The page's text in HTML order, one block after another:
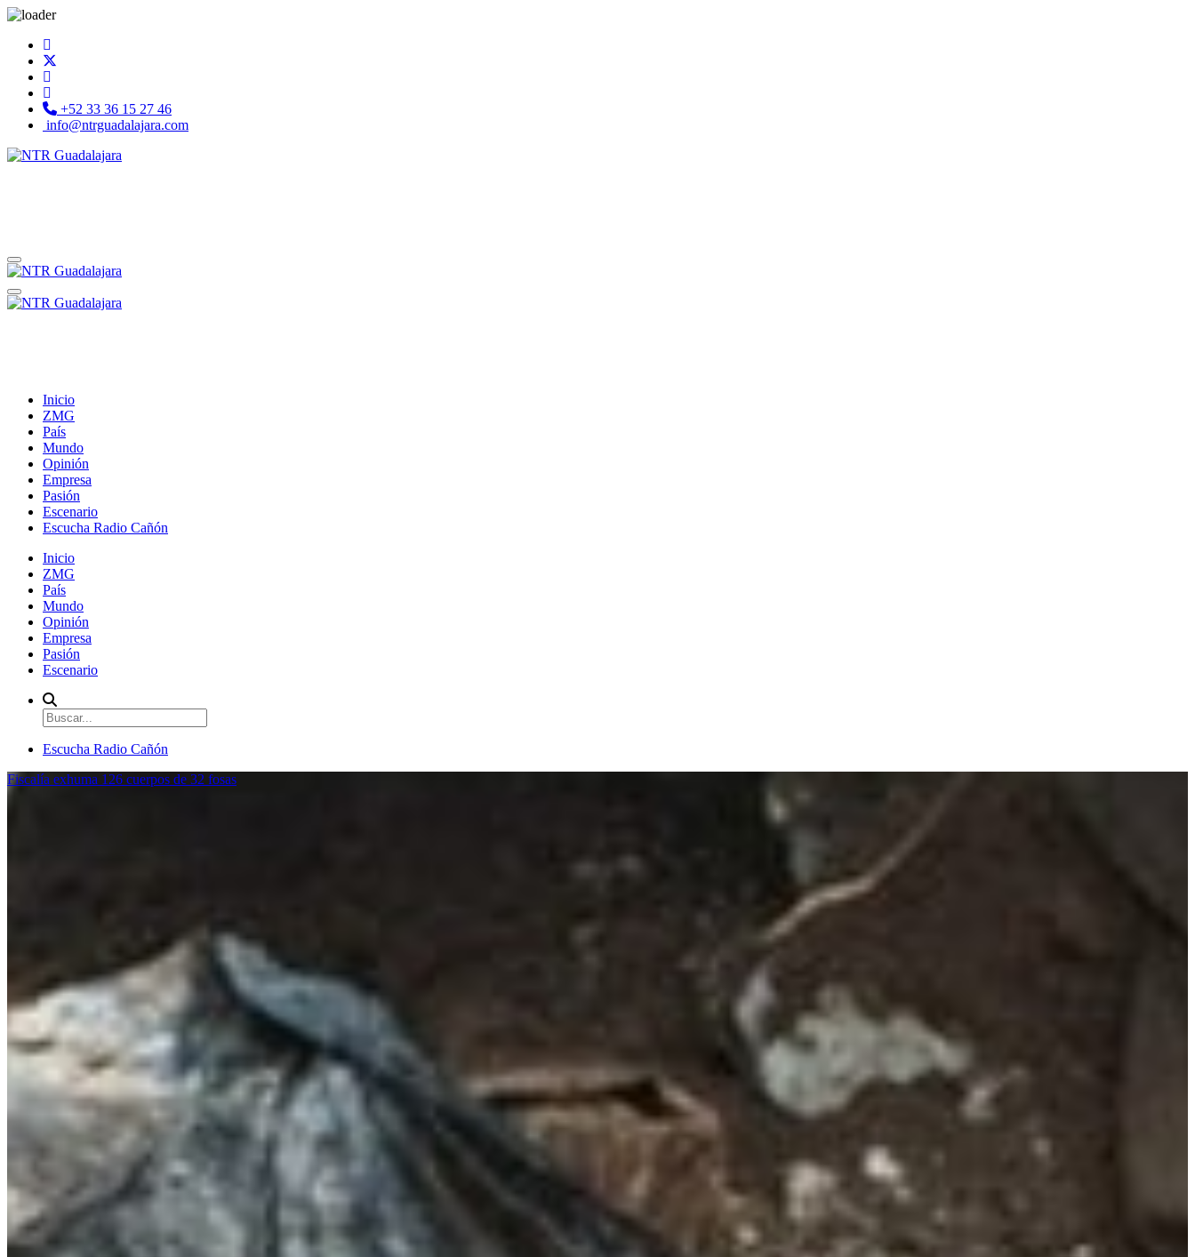
+52 33 36 15 27 46
info@ntrguadalajara.com
Inicio
ZMG
País
Mundo
Opinión
Empresa
Pasión
Escenario
Escucha Radio Cañón
Inicio
ZMG
País
Mundo
Opinión
Empresa
Pasión
Escenario
Escucha Radio Cañón
Fiscalía exhuma 126 cuerpos de 32 fosas